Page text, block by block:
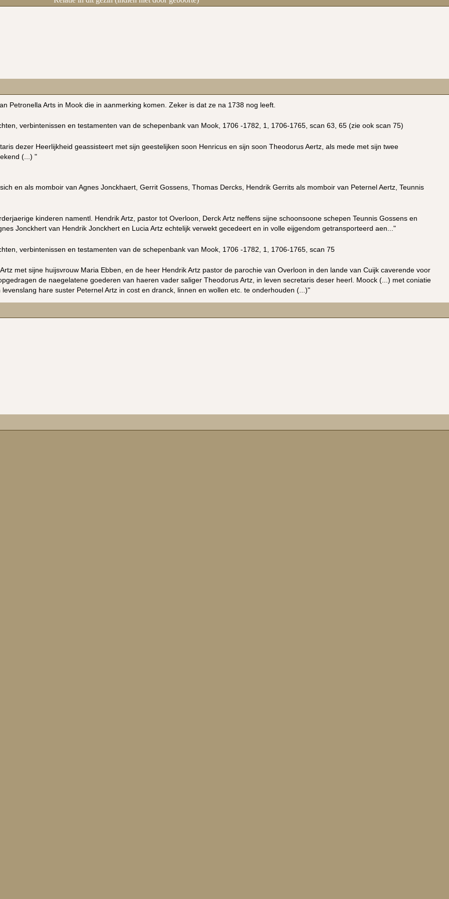
Petronella Arts in Mook die in aanmerking komen. Zeker is dat ze na 1738 nog leeft.
verbintenissen en testamenten van de schepenbank van Mook, 1706 -1782, 1, 1706-1765, scan 63, 65 (zie ook scan 75)
dezer Heerlijkheid geassisteert met sijn geestelijken soon Henricus en sijn soon Theodorus Aertz, als mede met sijn twee
(...) "
en als momboir van Agnes Jonckhaert, Gerrit Gossens, Thomas Dercks, Hendrik Gerrits als momboir van Peternel Aertz, Teunnis
kinderen namentl. Hendrik Artz, pastor tot Overloon, Derck Artz neffens sijne schoonsoone schepen Teunnis Gossens en
Jonckhert van Hendrik Jonckhert en Lucia Artz echtelijk verwekt gecedeert en in volle eijgendom getransporteerd aen..."
verbintenissen en testamenten van de schepenbank van Mook, 1706 -1782, 1, 1706-1765, scan 75
met sijne huijsvrouw Maria Ebben, en de heer Hendrik Artz pastor de parochie van Overloon in den lande van Cuijk caverende voor
de naegelatene goederen van haeren vader saliger Theodorus Artz, in leven secretaris deser heerl. Moock (...) met coniatie
hare suster Peternel Artz in cost en dranck, linnen en wollen etc. te onderhouden (...)"